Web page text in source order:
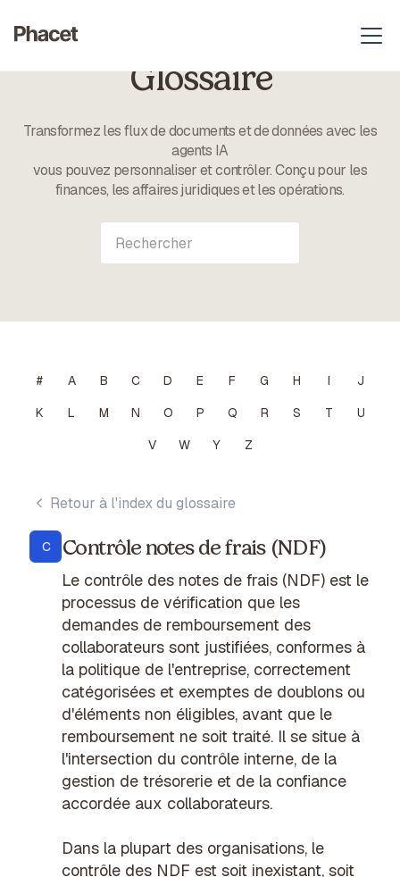
Glossaire
Transformez les flux de documents et de données avec les
agents IA
vous pouvez personnaliser et contrôler. Conçu pour les
finances, les affaires juridiques et les opérations.
# A B C D E F G H I
J
K
L M N O P Q R S T
U
V
W Y Z
Retour à l'index du glossaire
C Contrôle notes de frais (NDF)
Le contrôle des notes de frais (NDF) est le
processus de vérification que les
demandes de remboursement des
collaborateurs sont justifiées, conformes à
la politique de l'entreprise, correctement
catégorisées et exemptes de doublons ou
d'éléments non éligibles, avant que le
remboursement ne soit traité. Il se situe à
l'intersection du contrôle interne, de la
gestion de trésorerie et de la confiance
accordée aux collaborateurs.
Dans la plupart des organisations, le
contrôle des NDF est soit inexistant, soit